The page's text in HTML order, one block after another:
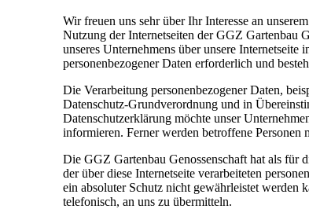
Wir freuen uns sehr über Ihr Interesse an
Nutzung der Internetseiten der GGZ Gartenbau
unseres Unternehmens über unsere
personenbezogener Daten erforderlich und
Die Verarbeitung personenbezogener Daten,
Datenschutz-Grundverordnung und in
Datenschutzerklärung möchte unser
informieren. Ferner werden betroffene Personen
Die GGZ Gartenbau Genossenschaft hat als für
der über diese Internetseite verarbeiteten
ein absoluter Schutz nicht gewährleistet werden
telefonisch, an uns zu übermitteln.